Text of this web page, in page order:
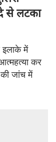
से लटका
में
कर
जांच में